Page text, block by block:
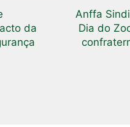
da
Anffa
Dia do